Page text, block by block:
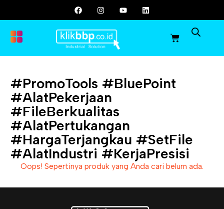
#PromoTools #BluePoint
#AlatPekerjaan
#FileBerkualitas
#AlatPertukangan
#HargaTerjangkau #SetFile
#AlatIndustri #KerjaPresisi
Oops! Sepertinya produk yang Anda cari belum ada.